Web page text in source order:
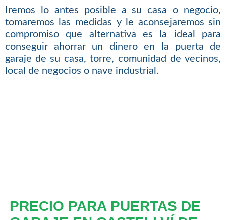
Iremos lo antes posible a su casa o negocio,
tomaremos las medidas y le aconsejaremos sin
compromiso que alternativa es la ideal para
conseguir ahorrar un dinero en la puerta de
garaje de su casa, torre, comunidad de vecinos,
local de negocios o nave industrial.
PRECIO PARA PUERTAS DE